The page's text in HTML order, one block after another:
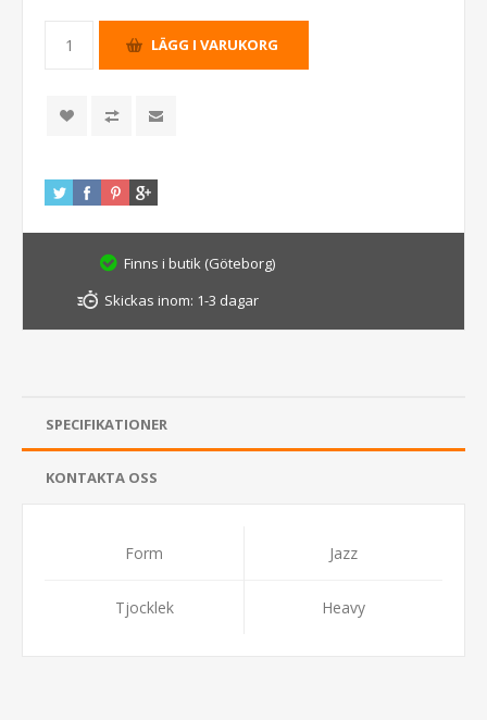
Finns i butik (Göteborg)
Skickas inom: 1-3 dagar
SPECIFIKATIONER
KONTAKTA OSS
Form Jazz
Tjocklek Heavy